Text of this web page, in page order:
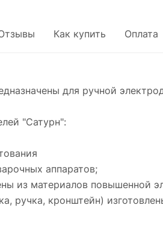
Как купить Оплата
для ручной
"Сатурн":
аппаратов;
из материалов повышенной
ручка, кронштейн)